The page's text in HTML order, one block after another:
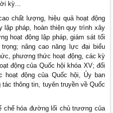
kỳ...
chất lượng, hiệu quả hoạt động
pháp, hoàn thiện quy trình xây
hoạt động lập pháp, giám sát tối
nâng cao năng lực đại biểu
phương thức hoạt động, các kỳ
động của Quốc hội khóa XV; đổi
động của Quốc hội, Ủy ban
thông tin, tuyên truyền về Quốc
chế hóa đường lối chủ trương của